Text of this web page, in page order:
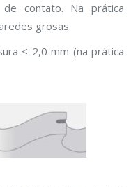
contato. Na prática
grosas.
≤ 2,0 mm (na prática